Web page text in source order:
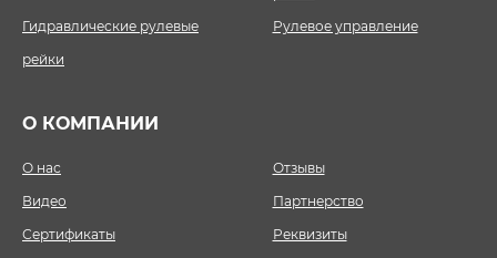
Гидравлические рулевые
рейки
Рулевое управление
О КОМПАНИИ
О нас
Отзывы
Видео
Партнерство
Сертификаты
Реквизиты